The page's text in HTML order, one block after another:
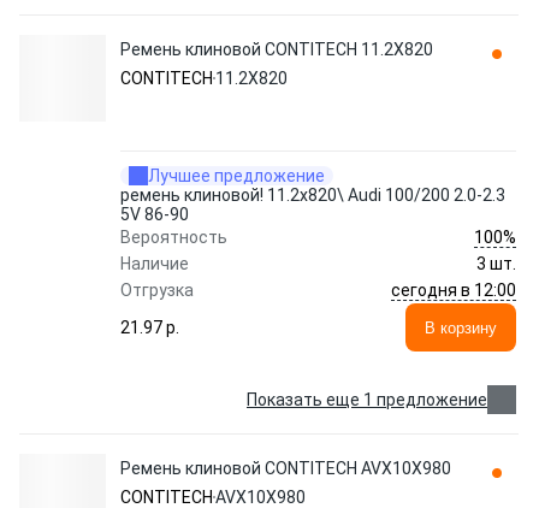
Ремень клиновой CONTITECH 11.2X820
CONTITECH 11.2X820
Лучшее предложение
ремень клиновой! 11.2x820\ Audi 100/200 2.0-2.3
5V 86-90
Вероятность
100%
Наличие
3 шт.
Отгрузка
сегодня в 12:00
21.97 p.
В корзину
Показать еще 1 предложение
Ремень клиновой CONTITECH AVX10X980
CONTITECH AVX10X980